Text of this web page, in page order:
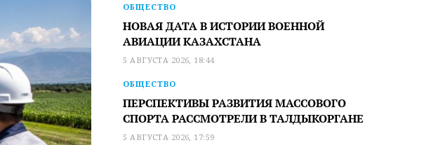
ОБЩЕСТВО
НОВАЯ ДАТА В ИСТОРИИ ВОЕННОЙ
АВИАЦИИ КАЗАХСТАНА
5 АВГУСТА 2026, 18:44
ОБЩЕСТВО
ПЕРСПЕКТИВЫ РАЗВИТИЯ МАССОВОГО
СПОРТА РАССМОТРЕЛИ В ТАЛДЫКОРГАНЕ
5 АВГУСТА 2026, 17:59